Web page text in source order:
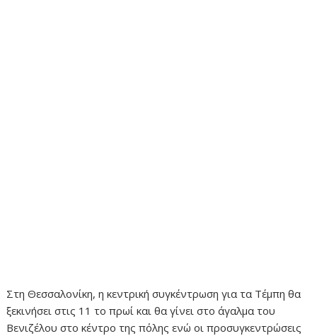
Στη Θεσσαλονίκη, η κεντρική συγκέντρωση για τα Τέμπη θα
ξεκινήσει στις 11 το πρωί και θα γίνει στο άγαλμα του
Βενιζέλου στο κέντρο της πόλης ενώ οι προσυγκεντρώσεις